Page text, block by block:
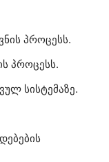
პროცესს.
პროცესს.
სისტემაზე.